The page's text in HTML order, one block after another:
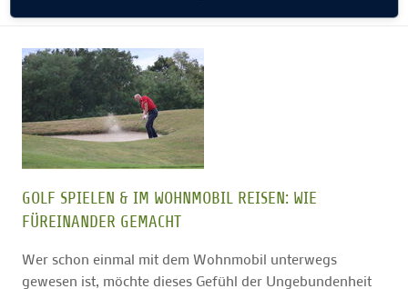
GOLF SPIELEN & IM WOHNMOBIL REISEN: WIE
FÜREINANDER GEMACHT
Wer schon einmal mit dem Wohnmobil unterwegs
gewesen ist, möchte dieses Gefühl der Ungebundenheit